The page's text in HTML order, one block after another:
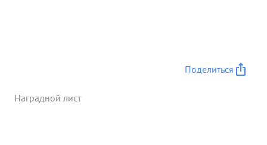
Поделиться
Наградной лист